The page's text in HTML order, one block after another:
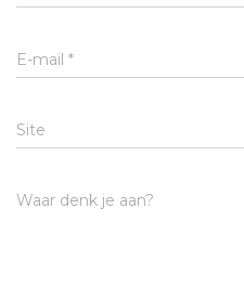
E-mail *
Site
Waar denk je aan?